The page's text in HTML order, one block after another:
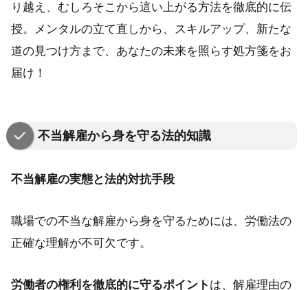
り越え、むしろそこから這い上がる方法を徹底的に伝
授。メンタルの立て直しから、スキルアップ、新たな
道の見つけ方まで、あなたの未来を照らす処方箋をお
届け！
不当解雇から身を守る法的知識
不当解雇の実態と法的対抗手段
職場での不当な解雇から身を守るためには、労働法の
正確な理解が不可欠です。
労働者の権利を徹底的に守るポイント は、解雇理由の